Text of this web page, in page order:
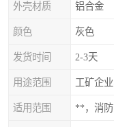
外壳材质 铝合金
颜色 灰色
发货时间 2-3天
用途范围 工矿企
适用范围 **，消防